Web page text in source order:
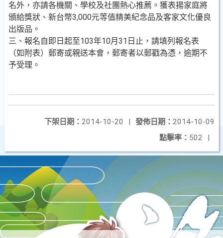
名外，亦請各機關、學校及社團熱心推薦。獲表揚家庭將
頒給獎狀、新台幣3,000元等值精美紀念品及客家文化優良
出版品。
三、報名自即日起至103年10月31日止，請填列報名表
（如附表）郵寄或親送本會，郵寄者以郵戳為憑，逾期不
予受理。
發佈日期： 2014-10-09
下架日期： 2014-10-20
|
點擊率： 502 |